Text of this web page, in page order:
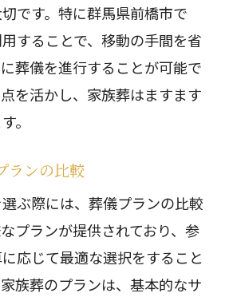
ランニングの基本
負担を抑える家族葬の選び
算設定と見積もり
家族葬の費用内訳
族葬を選ぶためのヒント
用可能な補助制度
品質な葬儀を実現する方法
い家族葬の選び方
です。特に群馬県前橋市で
することで、移動の手間を省
葬儀を進行することが可能で
を活かし、家族葬はますます
。
ランの比較
ぶ際には、葬儀プランの比較
プランが提供されており、参
応じて最適な選択をすること
族葬のプランは、基本的なサ